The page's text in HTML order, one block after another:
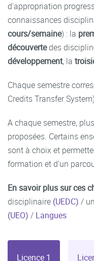
d'appropriation
connaissances
cours/semaine) : la
découvertedes
développement, la
Chaque semestre
Credits Transfer
A chaque semestre,
proposées. Certains
sont à choix et
formation et d’un
En savoir plus sur ces
disciplinaire (UEDC) /
(UEO) / Langues
Licence 1